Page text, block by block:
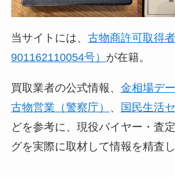
当サイトには、 古物商許可取得者
901162110054号） が在籍。
買取業者の公式情報、 金相場デ
古物営業（警察庁）
、 国民生活
どを参考に、現役バイヤー・査
グを実際に取材して情報を精査し